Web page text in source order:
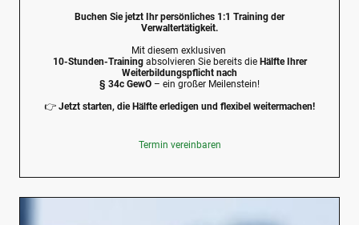
Buchen Sie jetzt Ihr persönliches 1:1 Training der
Verwaltertätigkeit.
Mit diesem exklusiven
10-Stunden-Trainingabsolvieren Sie bereits die Hälfte Ihrer
Weiterbildungspflicht nach
§ 34c GewO – ein großer Meilenstein!
👉 Jetzt starten, die Hälfte erledigen und flexibel weitermachen!
Termin vereinbaren